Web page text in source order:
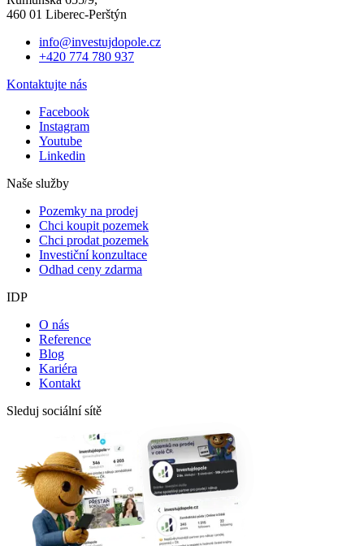
460 01 Liberec-Perštýn
info@investujdopole.cz
+420 774 780 937
Kontaktujte nás
Facebook
Instagram
Youtube
Linkedin
Naše služby
Pozemky na prodej
Chci koupit pozemek
Chci prodat pozemek
Investiční konzultace
Odhad ceny zdarma
IDP
O nás
Reference
Blog
Kariéra
Kontakt
Sleduj sociální sítě